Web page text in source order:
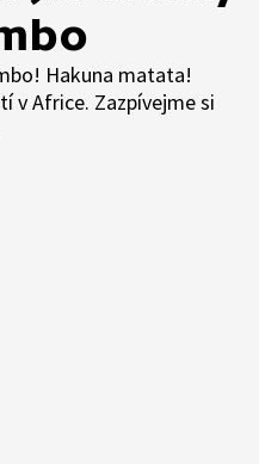
Hakuna matata!
v Africe. Zazpívejme si